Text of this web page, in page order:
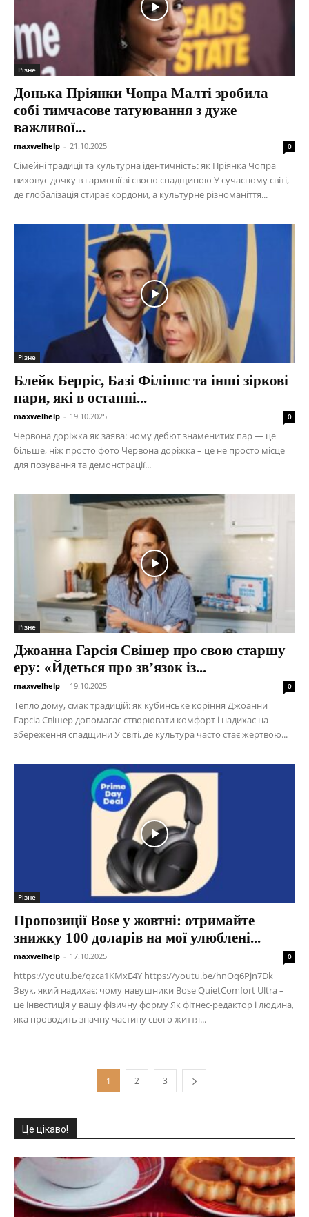
Різне
Донька Пріянки Чопра Малті зробила
собі тимчасове татуювання з дуже
важливої...
maxwelhelp - 21.10.2025 0
Сімейні традиції та культурна ідентичність: як Пріянка Чопра
виховує дочку в гармонії зі своєю спадщиною У сучасному світі,
де глобалізація стирає кордони, а культурне різноманіття...
Різне
Блейк Берріс, Базі Філіппс та інші зіркові
пари, які в останні...
maxwelhelp - 19.10.2025 0
Червона доріжка як заява: чому дебют знаменитих пар — це
більше, ніж просто фото Червона доріжка – це не просто місце
для позування та демонстрації...
Різне
Джоанна Гарсія Свішер про свою старшу
еру: «Йдеться про зв’язок із...
maxwelhelp - 19.10.2025 0
Тепло дому, смак традицій: як кубинське коріння Джоанни
Гарсіа Свішер допомагає створювати комфорт і надихає на
збереження спадщини У світі, де культура часто стає жертвою...
Різне
Пропозиції Bose у жовтні: отримайте
знижку 100 доларів на мої улюблені...
maxwelhelp - 17.10.2025 0
https://youtu.be/qzca1KMxE4Y https://youtu.be/hnOq6Pjn7Dk
Звук, який надихає: чому навушники Bose QuietComfort Ultra –
це інвестиція у вашу фізичну форму Як фітнес-редактор і людина,
яка проводить значну частину свого життя...
1 2 3
Це цікаво!